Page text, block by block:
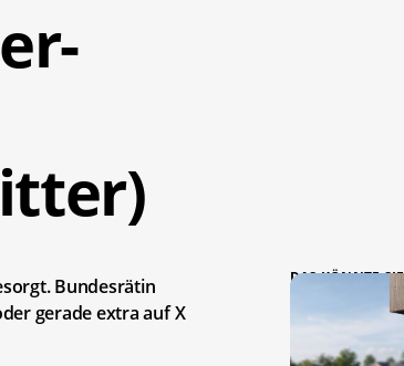
Bundesrätin
gerade extra auf X
DAS KÖNNTE